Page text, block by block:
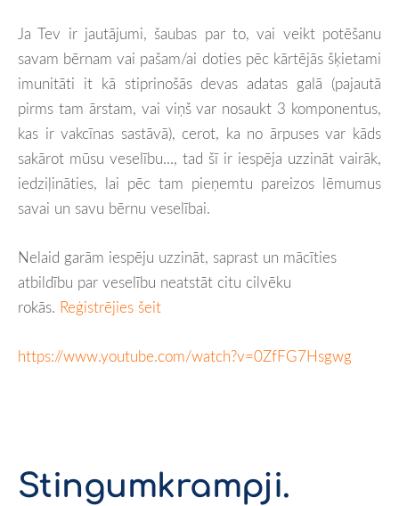
Ja Tev ir jautājumi, šaubas par to, vai veikt potēšanu
savam bērnam vai pašam/ai doties pēc kārtējās šķietami
imunitāti it kā stiprinošās devas adatas galā (pajautā
pirms tam ārstam, vai viņš var nosaukt 3 komponentus,
kas ir vakcīnas sastāvā), cerot, ka no ārpuses var kāds
sakārot mūsu veselību..., tad šī ir iespēja uzzināt vairāk,
iedziļināties, lai pēc tam pieņemtu pareizos lēmumus
savai un savu bērnu veselībai.
Nelaid garām iespēju uzzināt, saprast un mācīties
atbildību par veselību neatstāt citu cilvēku
rokās. Reģistrējies šeit
https://www.youtube.com/watch?v=0ZfFG7Hsgwg
Stingumkrampji.